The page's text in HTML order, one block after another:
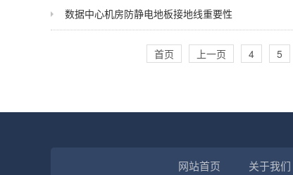
数据中心机房防静电地板接地线重要性
首页 上一页 4 5
网站首页 关于我们